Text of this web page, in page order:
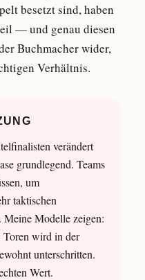
besetzt sind, haben
— und genau diesen
Buchmacher wider,
Verhältnis.
verändert
grundlegend. Teams
um
taktischen
Meine Modelle zeigen:
wird in der
unterschritten.
Wert.